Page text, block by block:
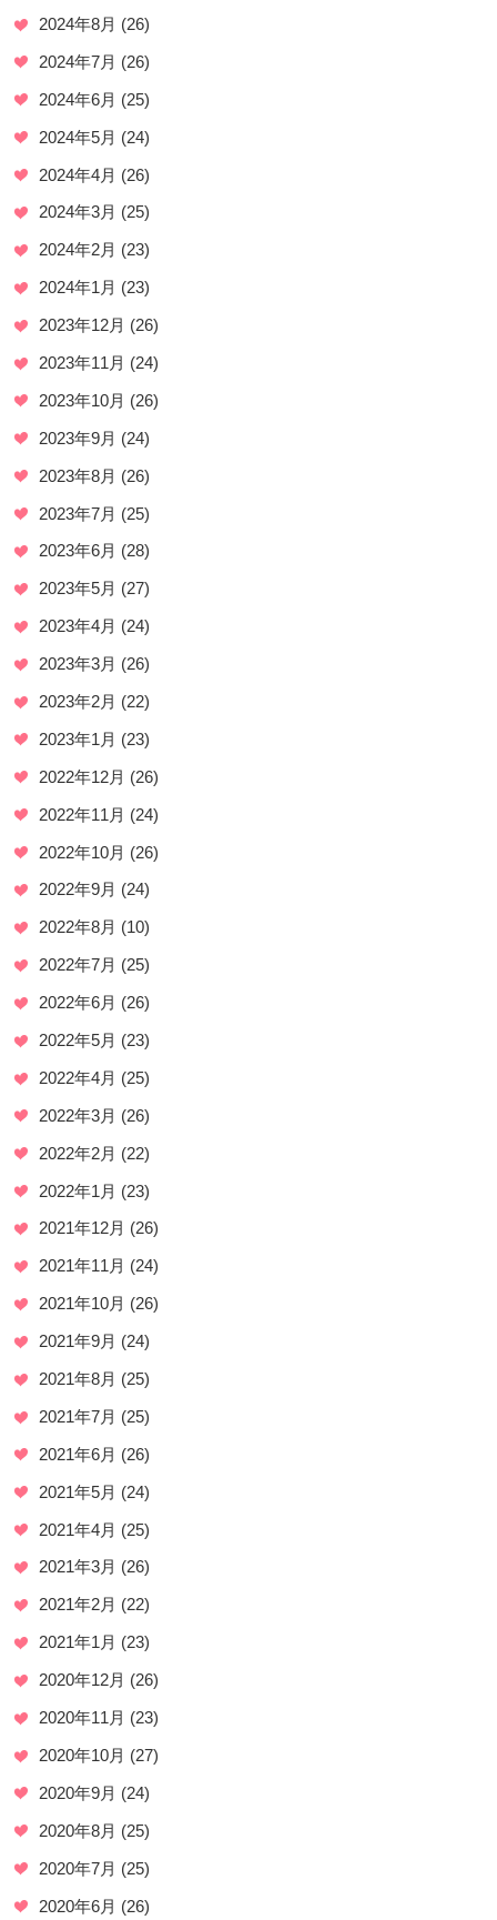
2024年8月 (26)
2024年7月 (26)
2024年6月 (25)
2024年5月 (24)
2024年4月 (26)
2024年3月 (25)
2024年2月 (23)
2024年1月 (23)
2023年12月 (26)
2023年11月 (24)
2023年10月 (26)
2023年9月 (24)
2023年8月 (26)
2023年7月 (25)
2023年6月 (28)
2023年5月 (27)
2023年4月 (24)
2023年3月 (26)
2023年2月 (22)
2023年1月 (23)
2022年12月 (26)
2022年11月 (24)
2022年10月 (26)
2022年9月 (24)
2022年8月 (10)
2022年7月 (25)
2022年6月 (26)
2022年5月 (23)
2022年4月 (25)
2022年3月 (26)
2022年2月 (22)
2022年1月 (23)
2021年12月 (26)
2021年11月 (24)
2021年10月 (26)
2021年9月 (24)
2021年8月 (25)
2021年7月 (25)
2021年6月 (26)
2021年5月 (24)
2021年4月 (25)
2021年3月 (26)
2021年2月 (22)
2021年1月 (23)
2020年12月 (26)
2020年11月 (23)
2020年10月 (27)
2020年9月 (24)
2020年8月 (25)
2020年7月 (25)
2020年6月 (26)